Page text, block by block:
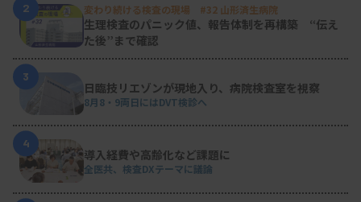
2 変わり続ける検査の現場 #32 山形済生病院
生理検査のパニック値、報告体制を再構築 “伝え
た後”まで確認
3
日臨技リエゾンが現地入り、病院検査室を視察
8月8・9両日にはDVT検診へ
4
導入経費や高齢化など課題に
全医共、検査DXテーマに議論